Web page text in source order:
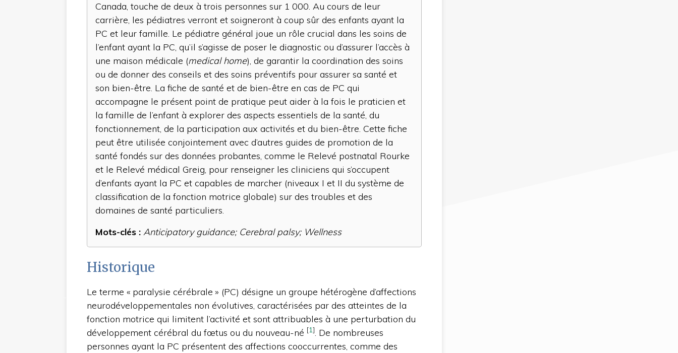
Canada, touche de deux à trois personnes sur 1 000. Au cours de leur
carrière, les pédiatres verront et soigneront à coup sûr des enfants ayant la
PC et leur famille. Le pédiatre général joue un rôle crucial dans les soins de
l’enfant ayant la PC, qu’il s’agisse de poser le diagnostic ou d’assurer l’accès à
une maison médicale (medical home), de garantir la coordination des soins
ou de donner des conseils et des soins préventifs pour assurer sa santé et
son bien-être. La fiche de santé et de bien-être en cas de PC qui
accompagne le présent point de pratique peut aider à la fois le praticien et
la famille de l’enfant à explorer des aspects essentiels de la santé, du
fonctionnement, de la participation aux activités et du bien-être. Cette fiche
peut être utilisée conjointement avec d’autres guides de promotion de la
santé fondés sur des données probantes, comme le Relevé postnatal Rourke
et le Relevé médical Greig, pour renseigner les cliniciens qui s’occupent
d’enfants ayant la PC et capables de marcher (niveaux I et II du système de
classification de la fonction motrice globale) sur des troubles et des
domaines de santé particuliers.
Mots-clés : Anticipatory guidance; Cerebral palsy; Wellness
Historique
Le terme « paralysie cérébrale » (PC) désigne un groupe hétérogène d’affections
neurodéveloppementales non évolutives, caractérisées par des atteintes de la
fonction motrice qui limitent l’activité et sont attribuables à une perturbation du
développement cérébral du fœtus ou du nouveau-né [1]. De nombreuses
personnes ayant la PC présentent des affections cooccurrentes, comme des